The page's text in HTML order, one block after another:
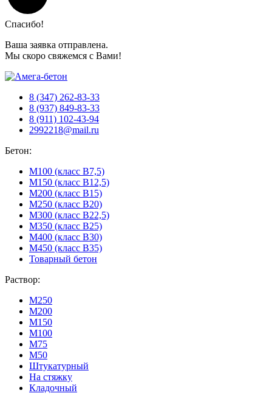
Спасибо!
Ваша заявка отправлена.
Мы скоро свяжемся с Вами!
8 (347) 262-83-33
8 (937) 849-83-33
8 (911) 102-43-94
2992218@mail.ru
Бетон:
М100 (класс B7,5)
М150 (класс B12,5)
М200 (класс B15)
М250 (класс B20)
М300 (класс B22,5)
М350 (класс B25)
М400 (класс B30)
М450 (класс B35)
Товарный бетон
Раствор:
М250
М200
М150
М100
М75
М50
Штукатурный
На стяжку
Кладочный